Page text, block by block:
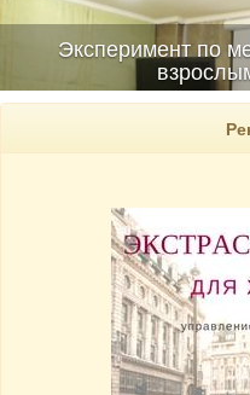
Эксперимент по